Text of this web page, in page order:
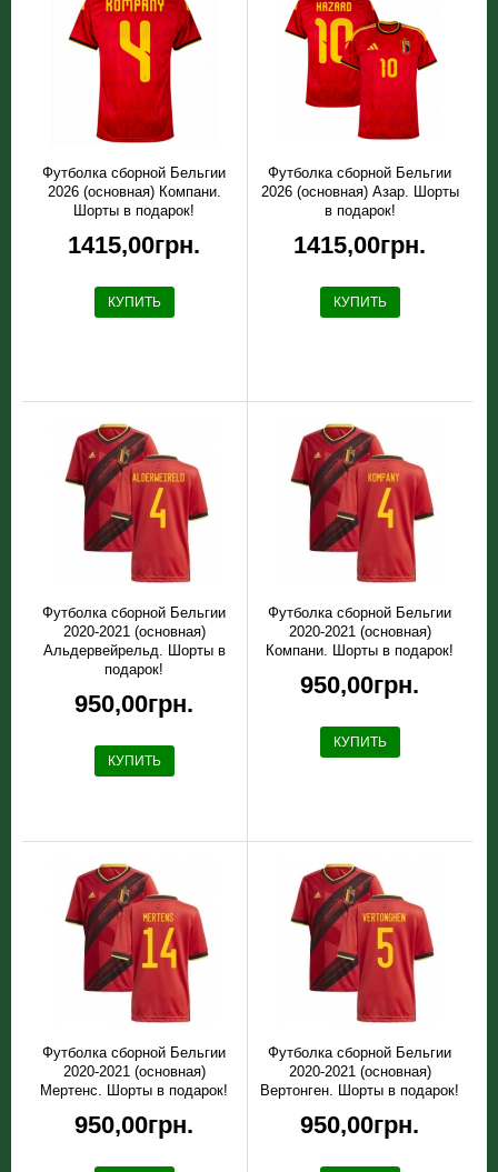
Футболка сборной Бельгии
2026 (основная) Компани.
Шорты в подарок!
1415,00грн.
КУПИТЬ
Футболка сборной Бельгии
2026 (основная) Азар. Шорты
в подарок!
1415,00грн.
КУПИТЬ
Футболка сборной Бельгии
2020-2021 (основная)
Альдервейрельд. Шорты в
подарок!
950,00грн.
КУПИТЬ
Футболка сборной Бельгии
2020-2021 (основная)
Компани. Шорты в подарок!
950,00грн.
КУПИТЬ
Футболка сборной Бельгии
2020-2021 (основная)
Мертенс. Шорты в подарок!
950,00грн.
Футболка сборной Бельгии
2020-2021 (основная)
Вертонген. Шорты в подарок!
950,00грн.